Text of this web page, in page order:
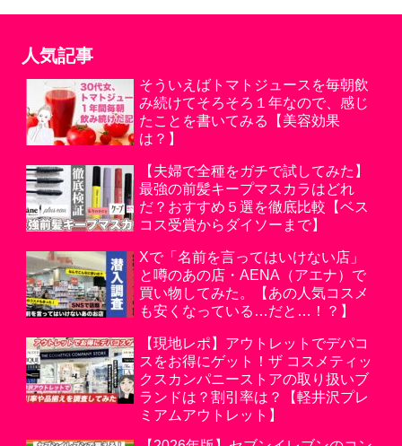
人気記事
そういえばトマトジュースを毎朝飲
み続けてそろそろ１年なので、感じ
たことを書いてみる【美容効果
は？】
【夫婦で全種をガチで試してみた】
最強の前髪キープマスカラはどれ
だ？おすすめ５選を徹底比較【ベス
コス受賞からダイソーまで】
Xで「名前を言ってはいけない店」
と噂のあの店・AENA（アエナ）で
買い物してみた。【あの人気コスメ
も安くなっている…だと…！？】
【現地レポ】アウトレットでデパコ
スをお得にゲット！ザ コスメティッ
クスカンパニーストアの取り扱いブ
ランドは？割引率は？【軽井沢プレ
ミアムアウトレット】